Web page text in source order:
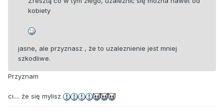
kobiety
jasne, ale przyznasz , że to uzaleznienie jest mniej
szkodliwe.
Przyznam
ci.... że się mylisz